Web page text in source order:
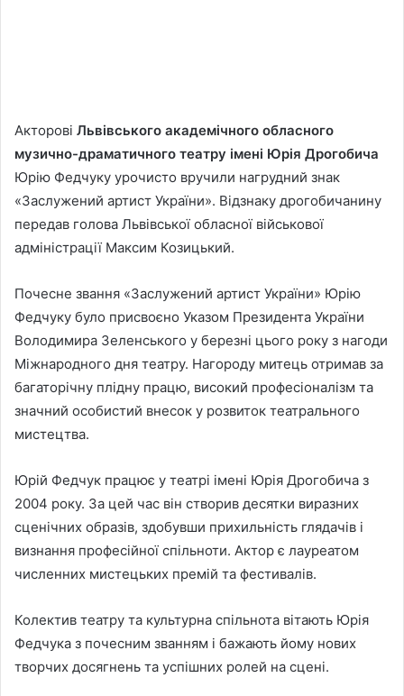
Акторові Львівського академічного обласного
музично-драматичного театру імені Юрія Дрогобича
Юрію Федчуку урочисто вручили нагрудний знак
«Заслужений артист України». Відзнаку дрогобичанину
передав голова Львівської обласної військової
адміністрації Максим Козицький.
Почесне звання «Заслужений артист України» Юрію
Федчуку було присвоєно Указом Президента України
Володимира Зеленського у березні цього року з нагоди
Міжнародного дня театру. Нагороду митець отримав за
багаторічну плідну працю, високий професіоналізм та
значний особистий внесок у розвиток театрального
мистецтва.
Юрій Федчук працює у театрі імені Юрія Дрогобича з
2004 року. За цей час він створив десятки виразних
сценічних образів, здобувши прихильність глядачів і
визнання професійної спільноти. Актор є лауреатом
численних мистецьких премій та фестивалів.
Колектив театру та культурна спільнота вітають Юрія
Федчука з почесним званням і бажають йому нових
творчих досягнень та успішних ролей на сцені.